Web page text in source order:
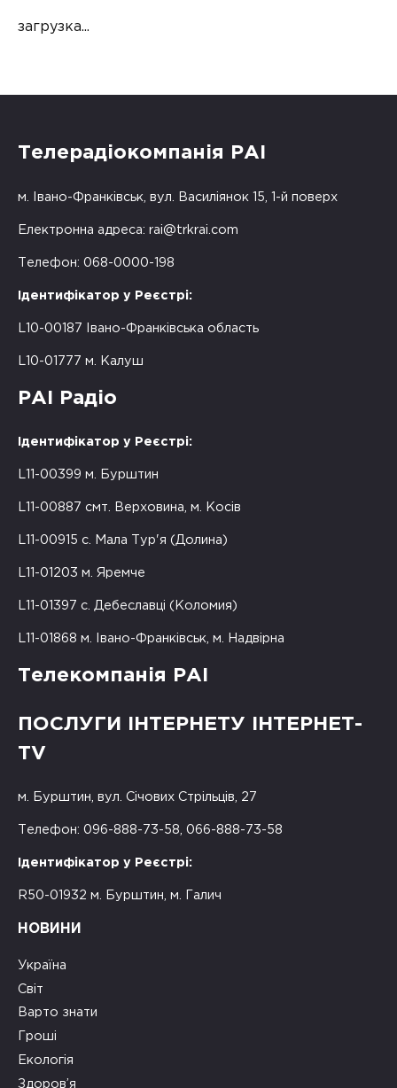
загрузка...
Телерадіокомпанія РАІ
м. Івано-Франківськ, вул. Василіянок 15, 1-й поверх
Електронна адреса: rai@trkrai.com
Телефон: 068-0000-198
Ідентифікатор у Реєстрі:
L10-00187 Івано-Франківська область
L10-01777 м. Калуш
РАІ Радіо
Ідентифікатор у Реєстрі:
L11-00399 м. Бурштин
L11-00887 смт. Верховина, м. Косів
L11-00915 с. Мала Тур'я (Долина)
L11-01203 м. Яремче
L11-01397 с. Дебеславці (Коломия)
L11-01868 м. Івано-Франківськ, м. Надвірна
Телекомпанія РАІ
ПОСЛУГИ ІНТЕРНЕТУ ІНТЕРНЕТ-
TV
м. Бурштин, вул. Січових Стрільців, 27
Телефон: 096-888-73-58, 066-888-73-58
Ідентифікатор у Реєстрі:
R50-01932 м. Бурштин, м. Галич
НОВИНИ
Україна
Світ
Варто знати
Гроші
Екологія
Здоров’я